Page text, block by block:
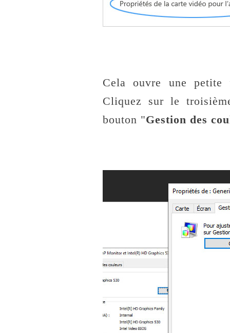
Cela ouvre une petite
Cliquez sur le
bouton "Gestion des